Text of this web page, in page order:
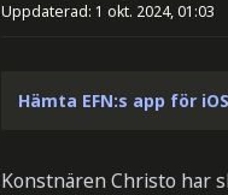
Uppdaterad: 1 okt. 2024, 01:03
Hämta EFN:s app för
Konstnären Christo har